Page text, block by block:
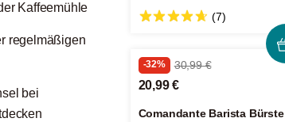
Kaffeemühle
regelmäßigen
bei
(7)
-32% 30,99 €
20,99 €
Comandante Barista Bürste